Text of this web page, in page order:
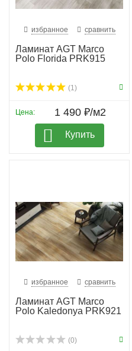
избранное сравнить
Ламинат AGT Marco
Polo Florida PRK915
(1)
Цена: 1 490 ₽/м2
Купить
избранное сравнить
Ламинат AGT Marco
Polo Kaledonya PRK921
(0)